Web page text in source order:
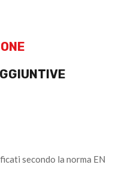
secondo la norma EN